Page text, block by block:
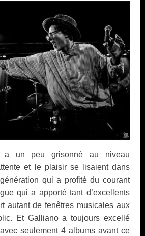
a un peu grisonné au niveau
et le plaisir se lisaient dans
qui a profité du courant
qui a apporté tant d’excellents
autant de fenêtres musicales aux
Et Galliano a toujours excellé
seulement 4 albums avant ce